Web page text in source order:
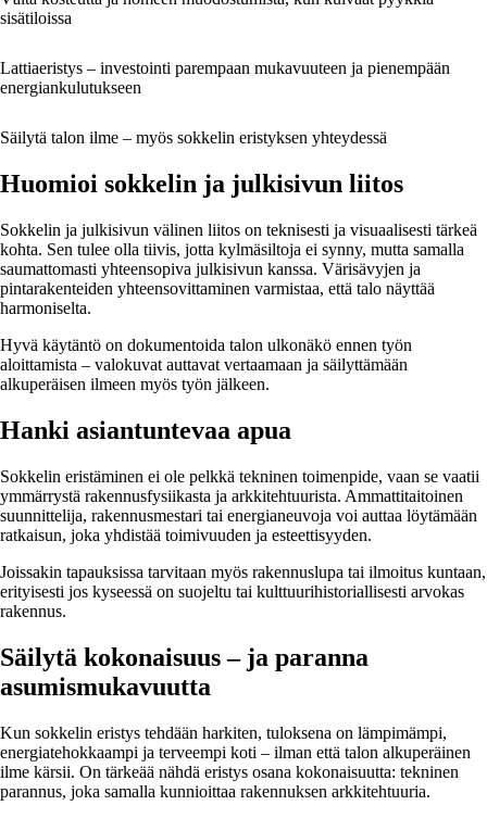
sisätiloissa
Lattiaeristys – investointi parempaan mukavuuteen ja pienempään
energiankulutukseen
Säilytä talon ilme – myös sokkelin eristyksen yhteydessä
Huomioi sokkelin ja julkisivun liitos
Sokkelin ja julkisivun välinen liitos on teknisesti ja visuaalisesti tärkeä
kohta. Sen tulee olla tiivis, jotta kylmäsiltoja ei synny, mutta samalla
saumattomasti yhteensopiva julkisivun kanssa. Värisävyjen ja
pintarakenteiden yhteensovittaminen varmistaa, että talo näyttää
harmoniselta.
Hyvä käytäntö on dokumentoida talon ulkonäkö ennen työn
aloittamista – valokuvat auttavat vertaamaan ja säilyttämään
alkuperäisen ilmeen myös työn jälkeen.
Hanki asiantuntevaa apua
Sokkelin eristäminen ei ole pelkkä tekninen toimenpide, vaan se vaatii
ymmärrystä rakennusfysiikasta ja arkkitehtuurista. Ammattitaitoinen
suunnittelija, rakennusmestari tai energianeuvoja voi auttaa löytämään
ratkaisun, joka yhdistää toimivuuden ja esteettisyyden.
Joissakin tapauksissa tarvitaan myös rakennuslupa tai ilmoitus kuntaan,
erityisesti jos kyseessä on suojeltu tai kulttuurihistoriallisesti arvokas
rakennus.
Säilytä kokonaisuus – ja paranna
asumismukavuutta
Kun sokkelin eristys tehdään harkiten, tuloksena on lämpimämpi,
energiatehokkaampi ja terveempi koti – ilman että talon alkuperäinen
ilme kärsii. On tärkeää nähdä eristys osana kokonaisuutta: tekninen
parannus, joka samalla kunnioittaa rakennuksen arkkitehtuuria.